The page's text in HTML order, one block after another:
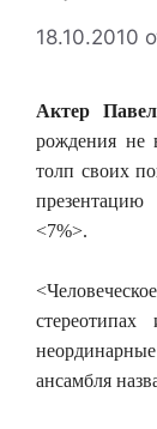
18.10.2010
Актер
рождения не
толп своих
<7%>.
ансамбля